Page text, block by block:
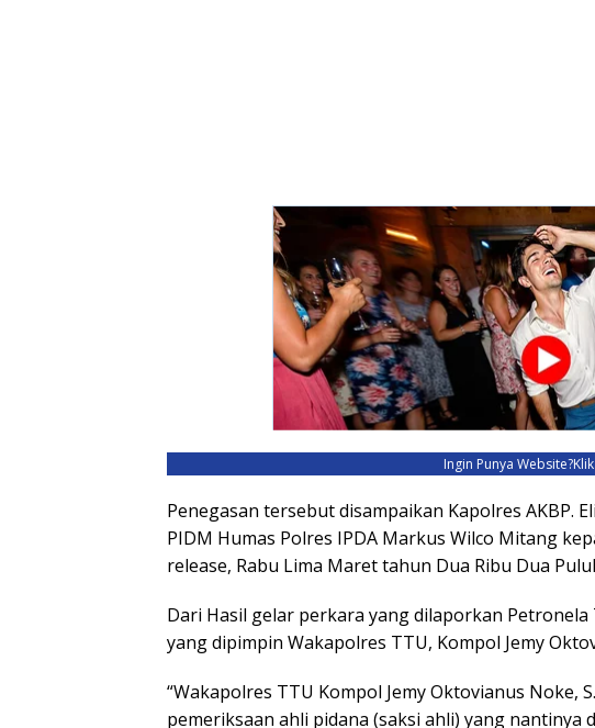
Ingin Punya Website?
Penegasan tersebut disampaikan Kapolres AKBP.
PIDM Humas Polres IPDA Markus Wilco Mitang
release, Rabu Lima Maret tahun Dua Ribu Dua
Dari Hasil gelar perkara yang dilaporkan Petronela
yang dipimpin Wakapolres TTU, Kompol Jemy
“Wakapolres TTU Kompol Jemy Oktovianus Noke,
pemeriksaan ahli pidana (saksi ahli) yang nantinya